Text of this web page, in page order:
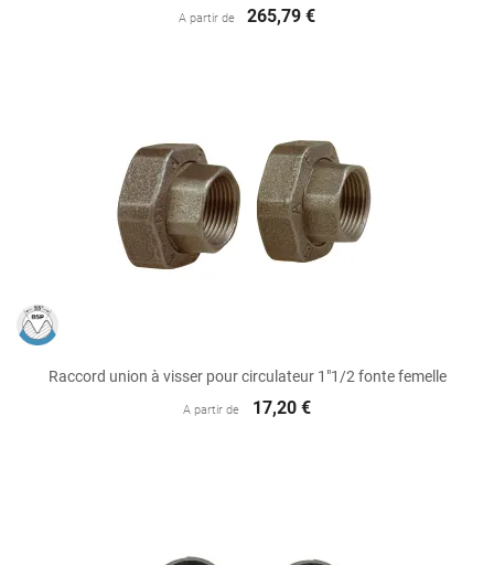
A partir de 265,79 €
Raccord union à visser pour circulateur 1"1/2 fonte femelle
A partir de 17,20 €